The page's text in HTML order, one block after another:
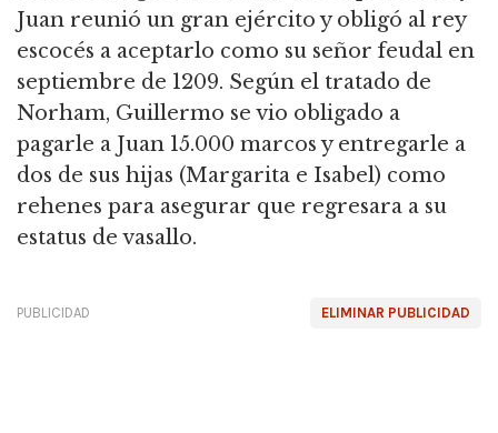
Juan reunió un gran ejército y obligó al rey
escocés a aceptarlo como su señor feudal en
septiembre de 1209. Según el tratado de
Norham, Guillermo se vio obligado a
pagarle a Juan 15.000 marcos y entregarle a
dos de sus hijas (Margarita e Isabel) como
rehenes para asegurar que regresara a su
estatus de vasallo.
ELIMINAR PUBLICIDAD
PUBLICIDAD